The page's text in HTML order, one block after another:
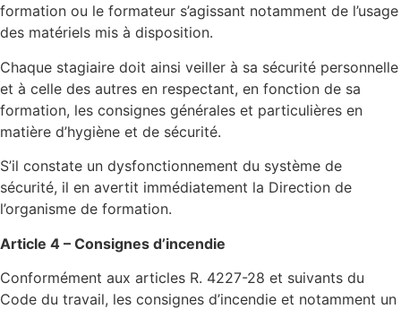
formation ou le formateur s’agissant notamment de l’usage
des matériels mis à disposition.
Chaque stagiaire doit ainsi veiller à sa sécurité personnelle
et à celle des autres en respectant, en fonction de sa
formation, les consignes générales et particulières en
matière d’hygiène et de sécurité.
S’il constate un dysfonctionnement du système de
sécurité, il en avertit immédiatement la Direction de
l’organisme de formation.
Article 4 – Consignes d’incendie
Conformément aux articles R. 4227-28 et suivants du
Code du travail, les consignes d’incendie et notamment un